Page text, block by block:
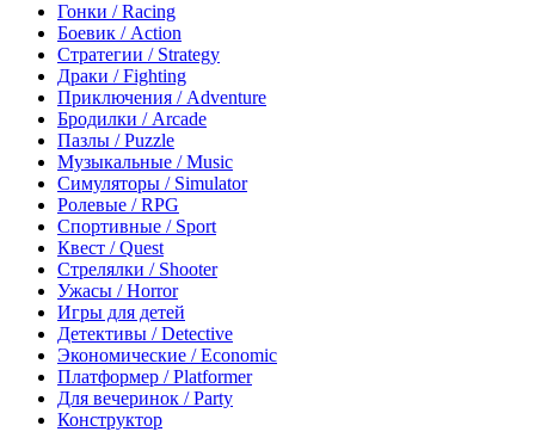
Гонки / Racing
Боевик / Action
Стратегии / Strategy
Драки / Fighting
Приключения / Adventure
Бродилки / Arcade
Пазлы / Puzzle
Музыкальные / Music
Симуляторы / Simulator
Ролевые / RPG
Спортивные / Sport
Квест / Quest
Стрелялки / Shooter
Ужасы / Horror
Игры для детей
Детективы / Detective
Экономические / Economic
Платформер / Platformer
Для вечеринок / Party
Конструктор